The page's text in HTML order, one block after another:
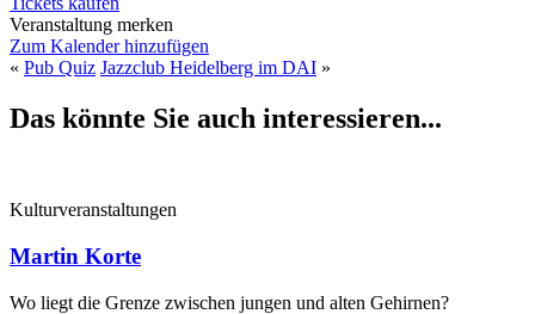
Veranstaltung merken
Zum Kalender hinzufügen
« Pub Quiz Jazzclub Heidelberg im DAI »
Das könnte Sie auch interessieren...
Kulturveranstaltungen
Martin Korte
Wo liegt die Grenze zwischen jungen und alten Gehirnen?